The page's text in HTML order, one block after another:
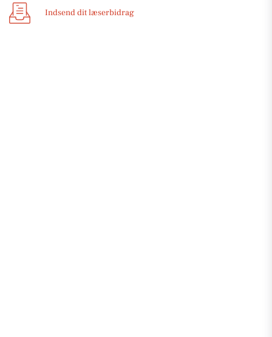
Indsend dit læserbidrag